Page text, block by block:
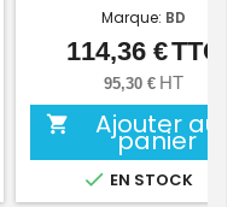
Marque: BD
Prix
114,36 €TTC
95,30 € HT
 Ajouter au
panier
 EN STOCK